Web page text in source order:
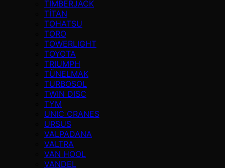
TIMBERJACK
TİTAN
TOHATSU
TORO
TOWERLIGHT
TOYOTA
TRIUMPH
TÜNELMAK
TURBOSOL
TWIN DISC
TYM
UNIC CRANES
URSUS
VALPADANA
VALTRA
VAN HOOL
VANDEL